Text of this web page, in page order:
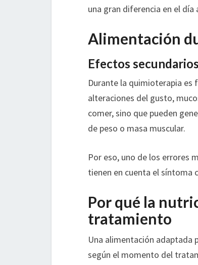
una gran diferencia en el día
Alimentación
Efectos
Durante la quimioterapia es
alteraciones del gusto,
comer, sino que pueden
de peso o masa muscular.
Por eso, uno de los errores
tienen en cuenta el síntoma
Por qué la
tratamiento
Una alimentación adaptada
según el momento del